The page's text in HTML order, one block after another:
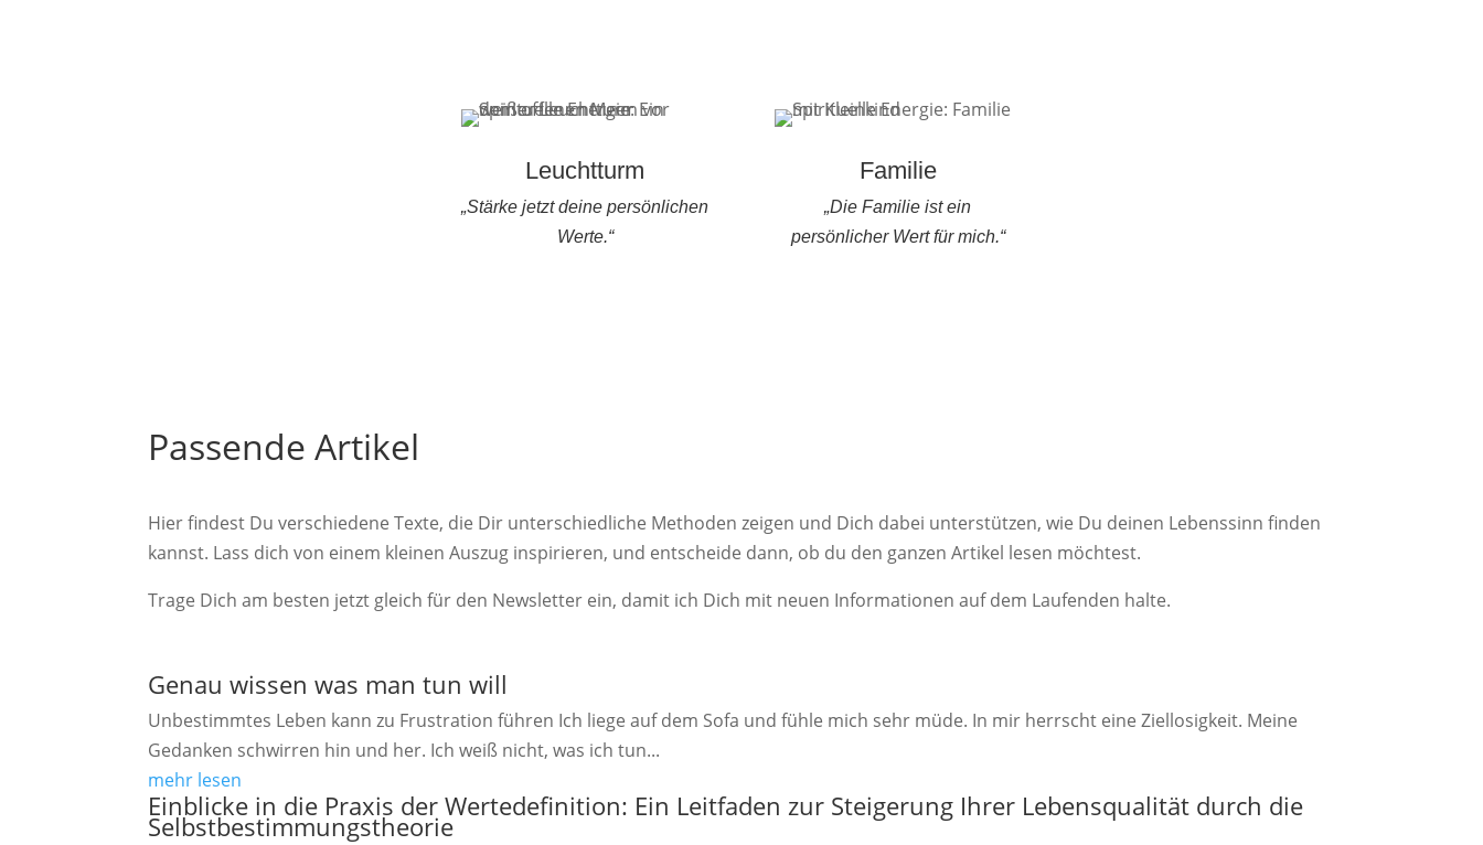
Leuchtturm
„Stärke jetzt deine persönlichen
Werte.“
Familie
„Die Familie ist ein
persönlicher Wert für mich.“
Passende Artikel
Hier findest Du verschiedene Texte, die Dir unterschiedliche Methoden zeigen und Dich dabei unterstützen, wie Du deinen Lebenssinn finden
kannst. Lass dich von einem kleinen Auszug inspirieren, und entscheide dann, ob du den ganzen Artikel lesen möchtest.
Trage Dich am besten jetzt gleich für den Newsletter ein, damit ich Dich mit neuen Informationen auf dem Laufenden halte.
Genau wissen was man tun will
Unbestimmtes Leben kann zu Frustration führen Ich liege auf dem Sofa und fühle mich sehr müde. In mir herrscht eine Ziellosigkeit. Meine
Gedanken schwirren hin und her. Ich weiß nicht, was ich tun...
mehr lesen
Einblicke in die Praxis der Wertedefinition: Ein Leitfaden zur Steigerung Ihrer Lebensqualität durch die
Selbstbestimmungstheorie